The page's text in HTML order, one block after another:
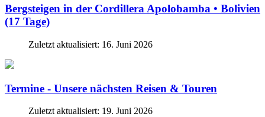
Bergsteigen in der Cordillera Apolobamba • Bolivien
(17 Tage)
Zuletzt aktualisiert: 16. Juni 2026
Termine - Unsere nächsten Reisen & Touren
Zuletzt aktualisiert: 19. Juni 2026